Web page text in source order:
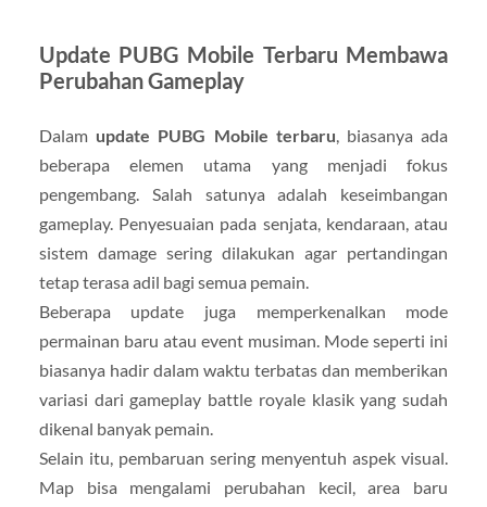
Update PUBG Mobile Terbaru Membawa
Perubahan Gameplay
Dalam update PUBG Mobile terbaru , biasanya ada
beberapa elemen utama yang menjadi fokus
pengembang. Salah satunya adalah keseimbangan
gameplay. Penyesuaian pada senjata, kendaraan, atau
sistem damage sering dilakukan agar pertandingan
tetap terasa adil bagi semua pemain.
Beberapa update juga memperkenalkan mode
permainan baru atau event musiman. Mode seperti ini
biasanya hadir dalam waktu terbatas dan memberikan
variasi dari gameplay battle royale klasik yang sudah
dikenal banyak pemain.
Selain itu, pembaruan sering menyentuh aspek visual.
Map bisa mengalami perubahan kecil, area baru